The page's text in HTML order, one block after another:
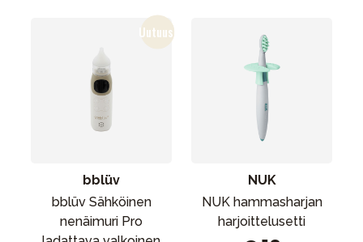
bblüv
bblüv Sähköinen
nenäimuri Pro
NUK
NUK hammasharjan
harjoittelusetti